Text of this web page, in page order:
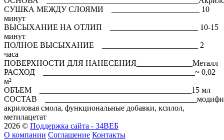
СУШКА МЕЖДУ СЛОЯМИ ______________________ 10
минут
ВЫСЫХАНИЕ НА ОТЛИП ______________________ 10-15
минут
ПОЛНОЕ ВЫСЫХАНИЕ ________________________ 2
часа
ПОВЕРХНОСТИ ДЛЯ НАНЕСЕНИЯ______________Металл
РАСХОД ______________________________________~ 0,02
м²
ОБЪЕМ ______________________________________15 мл
СОСТАВ
акриловая смола, функциональные добавки, ксилол,
метилацетат
2026 © Поддержка сайта - 34ВЕБ
О компании Соглашение Контакты